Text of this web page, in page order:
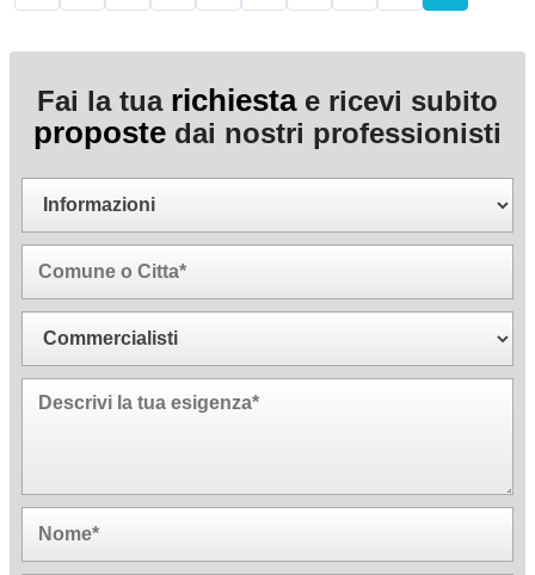
Fai la tua richiestae ricevi subito
proposte dai nostri professionisti